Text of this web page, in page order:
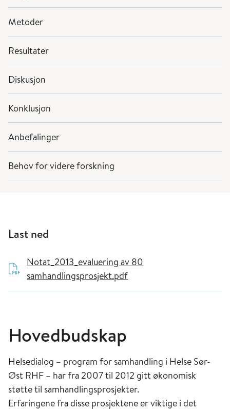
Metoder
Resultater
Diskusjon
Konklusjon
Anbefalinger
Behov for videre forskning
Last ned
Notat_2013_evaluering av 80
samhandlingsprosjekt.pdf
Hovedbudskap
Helsedialog – program for samhandling i Helse Sør-
Øst RHF – har fra 2007 til 2012 gitt økonomisk
støtte til samhandlingsprosjekter.
Erfaringene fra disse prosjektene er viktige i det